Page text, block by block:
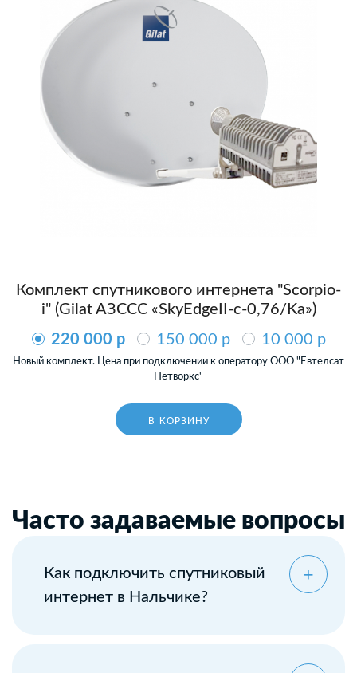
Комплект спутникового интернета "Scorpio-
i" (Gilat AЗССС «SkyEdgeII-c-0,76/Ka»)
220 000 p
150 000 p 10 000 p
Новый комплект. Цена при подключении к оператору ООО "Евтелсат
Нетворкс"
В КОРЗИНУ
Часто задаваемые вопросы
Как подключить спутниковый
интернет в Нальчике?